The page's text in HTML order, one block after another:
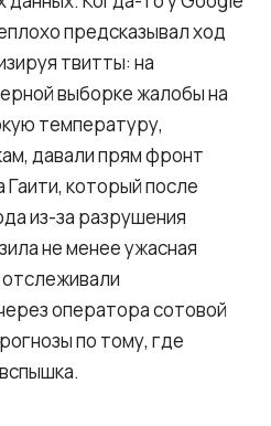
предсказывал ход
твитты: на
выборке жалобы на
температуру,
давали прям фронт
который после
из-за разрушения
не менее ужасная
оператора сотовой
по тому, где